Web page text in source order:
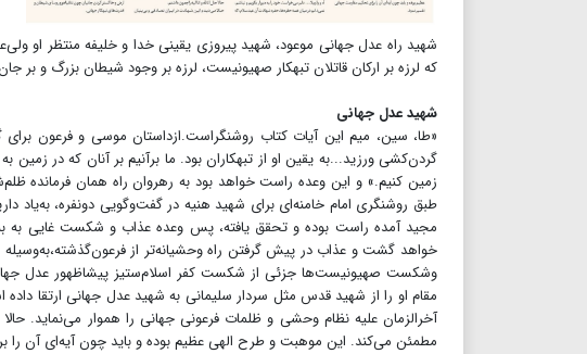
شهید راه عدل جهانی موعود، شهید پیروزی یقینی خدا و خلیفه منتظر او
که لرزه بر ارکان قاتلان تبهکار صهیونیست، لرزه بر وجود شیطان بزرگ و
​​​​​​​شهید عدل جهانی
«طا، سین، میم این آیات کتاب روشنگراست.ازداستان موسی و فرعون
گردن‌کشی ورزید...به یقین او از تبهکاران بود. ما برآنیم بر آنان که در زمین
زمین کنیم.» و این وعده راست خواهد بود به رهروان راه همان فرمانده
طبق روشنگری امام خامنه‌ای برای شهید هنیه در گفت‌وگویی دونفره، به‌یاد
مجید آمده راست بوده و تحقق یافته، پس وعده عذاب و شکست غایی به
خواهد گشت ‌و عذاب در پیش گرفتن راه وحشیانه‌تر از
وشکست صهیونیست‌ها جزئی از شکست کفر اسلام‌ستیز پیشاظهور عدل
مقام او را از شهید قدس مثل سردار سلیمانی به شهید عدل جهانی ارتقا
آخرالزمان علیه نظام وحشی و ظلمات فرعونی جهانی را هموار می‌نماید.
مطمئن می‌کند. این موهبت و طرح الهی عظیم بوده و باید چون آیه‌ای آن را